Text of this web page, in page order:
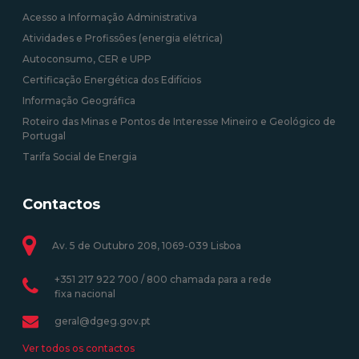
Acesso a Informação Administrativa
Atividades e Profissões (energia elétrica)
Autoconsumo, CER e UPP
Certificação Energética dos Edifícios
Informação Geográfica
Roteiro das Minas e Pontos de Interesse Mineiro e Geológico de
Portugal
Tarifa Social de Energia
Contactos
Av. 5 de Outubro 208, 1069-039 Lisboa
+351 217 922 700 / 800 chamada para a rede
fixa nacional
geral@dgeg.gov.pt
Ver todos os contactos